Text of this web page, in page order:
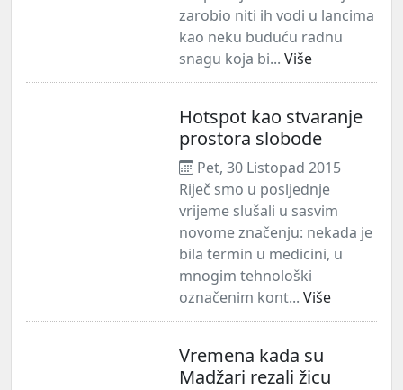
zarobio niti ih vodi u lancima
kao neku buduću radnu
snagu koja bi... Više
Hotspot kao stvaranje
prostora slobode
Pet, 30 Listopad 2015
Riječ smo u posljednje
vrijeme slušali u sasvim
novome značenju: nekada je
bila termin u medicini, u
mnogim tehnološki
označenim kont... Više
Vremena kada su
Madžari rezali žicu